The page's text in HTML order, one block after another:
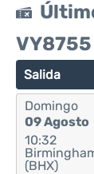
VY8755
Salida
Domingo
09 Agosto
10:32
(BHX)